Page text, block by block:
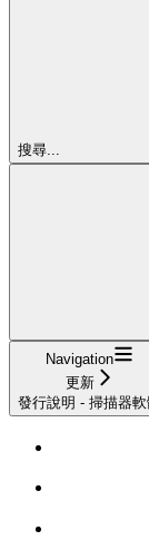
搜尋...
Navigation
更新
發行說明 - 掃描器軟